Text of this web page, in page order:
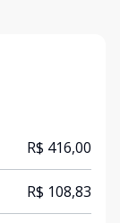
R$ 416,00
R$ 108,83